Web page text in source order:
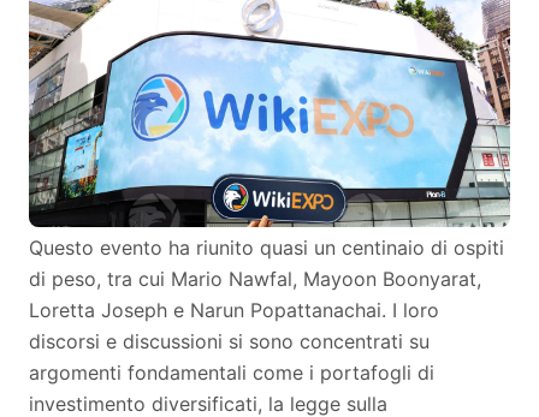
Questo evento ha riunito quasi un centinaio di ospiti
di peso, tra cui Mario Nawfal, Mayoon Boonyarat,
Loretta Joseph e Narun Popattanachai. I loro
discorsi e discussioni si sono concentrati su
argomenti fondamentali come i portafogli di
investimento diversificati, la legge sulla